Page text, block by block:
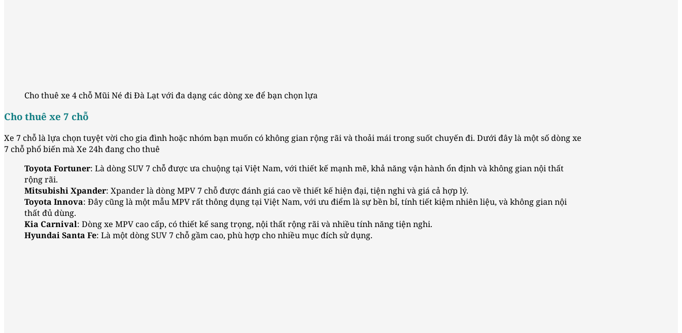
Cho thuê xe 4 chỗ Mũi Né đi Đà Lạt với đa dạng các dòng xe để bạn chọn lựa
Cho thuê xe 7 chỗ
Xe 7 chỗ là lựa chọn tuyệt vời cho gia đình hoặc nhóm bạn muốn có không gian rộng rãi và thoải mái trong suốt chuyến đi. Dưới đây là một số dòng xe
7 chỗ phổ biến mà Xe 24h đang cho thuê
Toyota Fortuner: Là dòng SUV 7 chỗ được ưa chuộng tại Việt Nam, với thiết kế mạnh mẽ, khả năng vận hành ổn định và không gian nội thất
rộng rãi.
Mitsubishi Xpander: Xpander là dòng MPV 7 chỗ được đánh giá cao về thiết kế hiện đại, tiện nghi và giá cả hợp lý.
Toyota Innova: Đây cũng là một mẫu MPV rất thông dụng tại Việt Nam, với ưu điểm là sự bền bỉ, tính tiết kiệm nhiên liệu, và không gian nội
thất đủ dùng.
Kia Carnival: Dòng xe MPV cao cấp, có thiết kế sang trọng, nội thất rộng rãi và nhiều tính năng tiện nghi.
Hyundai Santa Fe: Là một dòng SUV 7 chỗ gầm cao, phù hợp cho nhiều mục đích sử dụng.